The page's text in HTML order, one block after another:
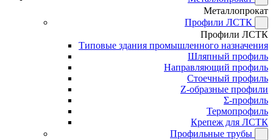
Металлопрокат
Профили ЛСТК
Профили ЛСТК
Типовые здания промышленного назначения
Шляпный профиль
Направляющий профиль
Стоечный профиль
Z-образные профили
Σ-профиль
Термопрофиль
Крепеж для ЛСТК
Профильные трубы